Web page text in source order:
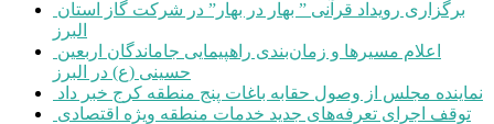
البرز
حسینی (ع) در البرز
نماینده مجلس از وصول حقابه باغات پنج منطقه کرج خبر داد